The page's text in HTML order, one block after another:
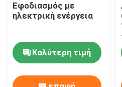
Εφοδιασμός με
ηλεκτρική ενέργεια
Καλύτερη τιμή